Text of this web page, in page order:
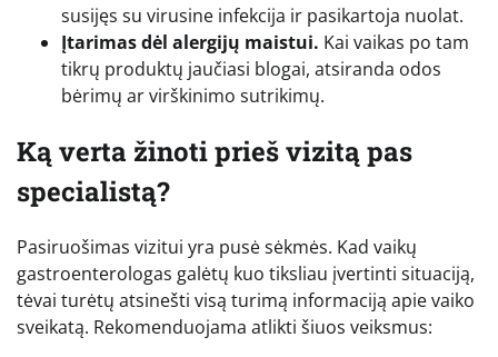
susijęs su virusine infekcija ir pasikartoja nuolat.
Įtarimas dėl alergijų maistui. Kai vaikas po tam
tikrų produktų jaučiasi blogai, atsiranda odos
bėrimų ar virškinimo sutrikimų.
Ką verta žinoti prieš vizitą pas
specialistą?
Pasiruošimas vizitui yra pusė sėkmės. Kad vaikų
gastroenterologas galėtų kuo tiksliau įvertinti situaciją,
tėvai turėtų atsinešti visą turimą informaciją apie vaiko
sveikatą. Rekomenduojama atlikti šiuos veiksmus: